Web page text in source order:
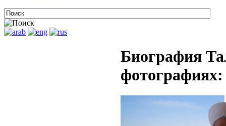
Биография
фотографиях: